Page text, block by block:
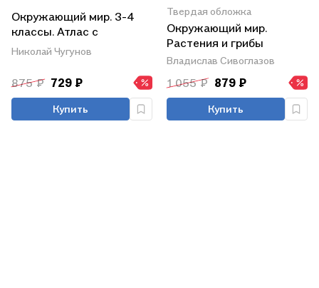
Окружающий мир. 3-4
классы. Атлас с
комплектом контурных
Николай Чугунов
875 ₽ 729 ₽
Купить
Твердая обложка
Окружающий мир.
Растения и грибы
Владислав Сивоглазов
1 055 ₽ 879 ₽
Купить